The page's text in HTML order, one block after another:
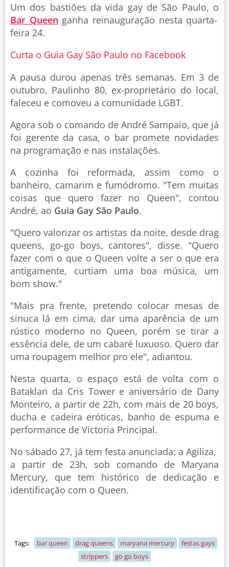
Um dos bastiões da vida gay de São Paulo, o
Bar Queen ganha reinauguração nesta quarta-
feira 24.
Curta o Guia Gay São Paulo no Facebook
A pausa durou apenas três semanas. Em 3 de
outubro, Paulinho 80, ex-proprietário do local,
faleceu e comoveu a comunidade LGBT.
Agora sob o comando de André Sampaio, que já
foi gerente da casa, o bar promete novidades
na programação e nas instalações.
A cozinha foi reformada, assim como o
banheiro, camarim e fumódromo. "Tem muitas
coisas que quero fazer no Queen", contou
André, ao Guia Gay São Paulo.
"Quero valorizar os artistas da noite, desde drag
queens, go-go boys, cantores", disse. "Quero
fazer com o que o Queen volte a ser o que era
antigamente, curtiam uma boa música, um
bom show."
"Mais pra frente, pretendo colocar mesas de
sinuca lá em cima, dar uma aparência de um
rústico moderno no Queen, porém se tirar a
essência dele, de um cabaré luxuoso. Quero dar
uma roupagem melhor pro ele", adiantou.
Nesta quarta, o espaço está de volta com o
Bataklan da Cris Tower e aniversário de Dany
Monteiro, a partir de 22h, com mais de 20 boys,
ducha e cadeira eróticas, banho de espuma e
performance de Victoria Principal.
No sábado 27, já tem festa anunciada: a Agiliza,
a partir de 23h, sob comando de Maryana
Mercury, que tem histórico de dedicação e
identificação com o Queen.
Tags: bar queen drag queens maryana mercury
festas gays
strippers
go go boys